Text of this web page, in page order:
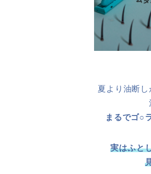
夏より油断
まるでゴ○
実はふと